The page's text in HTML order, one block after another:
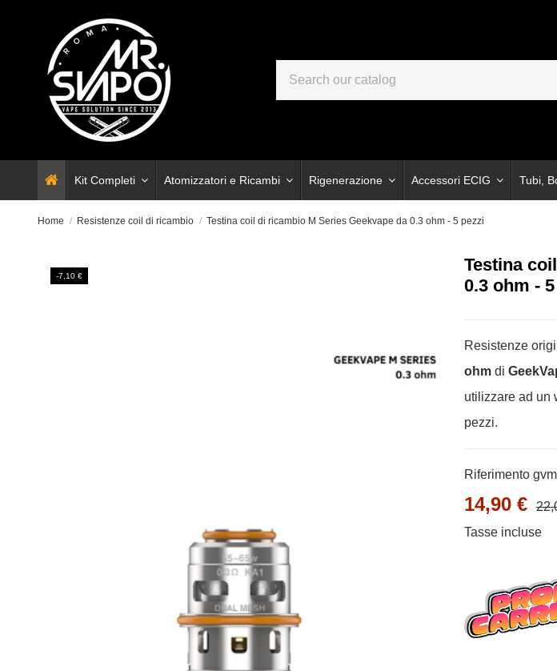
Kit Completi Atomizzatori e Ricambi Rigenerazione Accessori ECIG Tubi,
Home Resistenze coil di ricambio Testina coil di ricambio M Series Geekvape da 0.3 ohm - 5 pezzi
-7,10 €
Testina
0.3 ohm -
Resistenze
ohm di
utilizzare ad un
pezzi.
Riferimento
14,90 €
Tasse incluse